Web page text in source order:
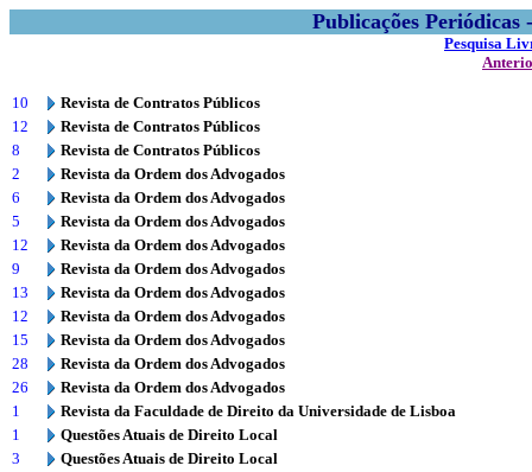
Publicações
Pesquisa
10
Revista de Contratos Públicos
12
Revista de Contratos Públicos
8
Revista de Contratos Públicos
2
Revista da Ordem dos Advogados
6
Revista da Ordem dos Advogados
5
Revista da Ordem dos Advogados
12
Revista da Ordem dos Advogados
9
Revista da Ordem dos Advogados
13
Revista da Ordem dos Advogados
12
Revista da Ordem dos Advogados
15
Revista da Ordem dos Advogados
28
Revista da Ordem dos Advogados
26
Revista da Ordem dos Advogados
1
Revista da Faculdade de Direito da Universidade de Lisboa
1
Questões Atuais de Direito Local
3
Questões Atuais de Direito Local